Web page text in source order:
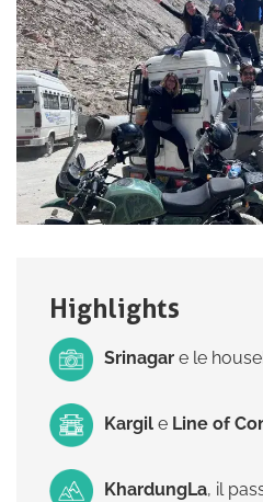
Highlights
Srinagar e le
Kargil e Line of
KhardungLa, il